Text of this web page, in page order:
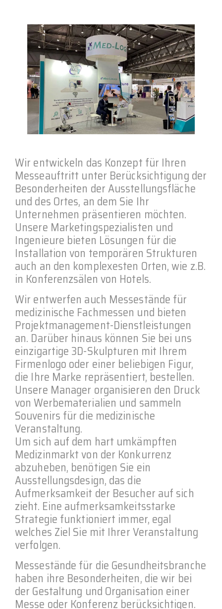
Wir entwickeln das Konzept für Ihren
Messeauftritt unter Berücksichtigung der
Besonderheiten der Ausstellungsfläche
und des Ortes, an dem Sie Ihr
Unternehmen präsentieren möchten.
Unsere Marketingspezialisten und
Ingenieure bieten Lösungen für die
Installation von temporären Strukturen
auch an den komplexesten Orten, wie z.B.
in Konferenzsälen von Hotels.
Wir entwerfen auch Messestände für
medizinische Fachmessen und bieten
Projektmanagement-Dienstleistungen
an. Darüber hinaus können Sie bei uns
einzigartige 3D-Skulpturen mit Ihrem
Firmenlogo oder einer beliebigen Figur,
die Ihre Marke repräsentiert, bestellen.
Unsere Manager organisieren den Druck
von Werbematerialien und sammeln
Souvenirs für die medizinische
Veranstaltung.
Um sich auf dem hart umkämpften
Medizinmarkt von der Konkurrenz
abzuheben, benötigen Sie ein
Ausstellungsdesign, das die
Aufmerksamkeit der Besucher auf sich
zieht. Eine aufmerksamkeitsstarke
Strategie funktioniert immer, egal
welches Ziel Sie mit Ihrer Veranstaltung
verfolgen.
Messestände für die Gesundheitsbranche
haben ihre Besonderheiten, die wir bei
der Gestaltung und Organisation einer
Messe oder Konferenz berücksichtigen.